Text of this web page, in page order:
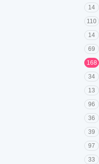
14
110
14
69
168
34
13
96
36
39
97
33